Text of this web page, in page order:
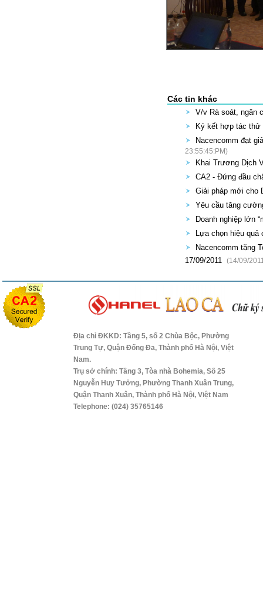
Các tin khác
V/v Rà soát, ngăn
Ký kết hợp tác thử
Nacencomm đạt
23:55:45:PM)
Khai Trương Dịch
CA2 - Đứng đầu
Giải pháp mới cho
Yêu cầu tăng
Doanh nghiệp lớn
Lựa chọn hiệu quả
Nacencomm tặng
17/09/2011 (14/09/
Địa chỉ ĐKKD: Tầng 5, số 2 Chùa Bộc, Phường
Trung Tự, Quận Đống Đa, Thành phố Hà Nội, Việt
Nam.
Trụ sở chính: Tầng 3, Tòa nhà Bohemia, Số 25
Nguyễn Huy Tưởng, Phường Thanh Xuân Trung,
Quận Thanh Xuân, Thành phố Hà Nội, Việt Nam
Telephone: (024) 35765146